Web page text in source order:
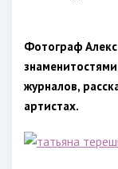
Фотограф
журналов,
артистах.